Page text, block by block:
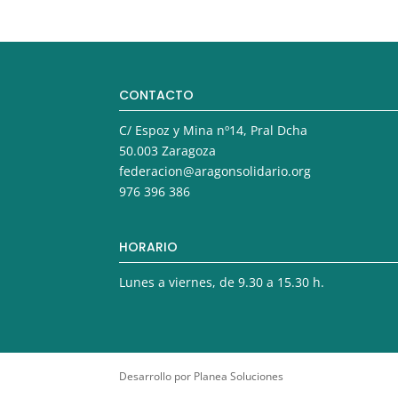
CONTACTO
C/ Espoz y Mina nº14, Pral Dcha
50.003 Zaragoza
federacion@aragonsolidario.org
976 396 386
HORARIO
Lunes a viernes, de 9.30 a 15.30 h.
Desarrollo por Planea Soluciones